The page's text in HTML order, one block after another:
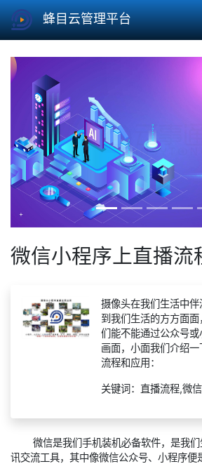
蜂目云管理平台
Previous
微信小程序上直播流
摄像头在我们生活中
到我们生活的方方面
们能不能通过公众号
画面，小面我们介绍
流程和应用：
关键词：直播流程,微
微信是我们手机装机必备软件，是我
讯交流工具，其中像微信公众号、小程序便